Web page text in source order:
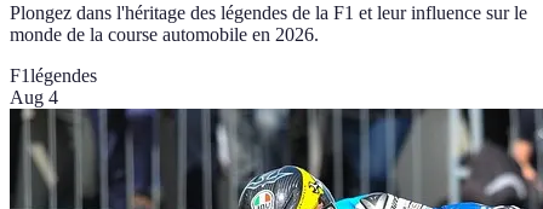
Plongez dans l'héritage des légendes de la F1 et leur influence sur le
monde de la course automobile en 2026.
F1légendes
Aug 4